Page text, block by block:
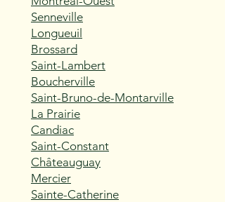
Senneville
Longueuil
Brossard
Saint-Lambert
Boucherville
Saint-Bruno-de-Montarville
La Prairie
Candiac
Saint-Constant
Châteauguay
Mercier
Sainte-Catherine